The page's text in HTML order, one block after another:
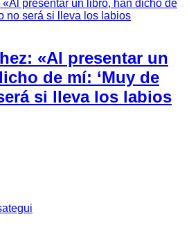
«Al presentar un
de mí: ‘Muy de
si lleva los labios